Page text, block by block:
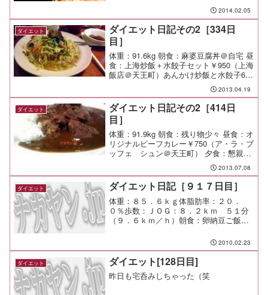
の壱弐参へ。目立つ暖簾の裏の階段を下
りた、狭いドアの向こうがお店だ。メニ
ューは牛カツと麦飯\1,...
2014.02.05
ダイエット
ダイエット日記その2［334日
目］
体重：91.6kg 朝食：麻婆豆腐丼＠自宅 昼
食：上海炒飯＋水餃子セット￥950（上海
飯店＠天王町）あんかけ炒飯と水餃子6個
のセット。 ボリュームもしっかりした
美味しい一皿。 キタナシュラン？にも
出た店だってさ。 夕食： 間食： 運動：
Jo...
2013.04.19
ダイエット
ダイエット日記その2［414日
目］
体重：91.9kg 朝食：残り物少々 昼食：オ
リジナルビーフカレー￥750（ア・ラ・ブ
ッフェ シュン＠天王町） 夕食：懇親会
（わん＠保土ヶ谷） 間食： 運動： メ2013.07.08
ダイエット ダイエット日記［９１７日目］
体重：８５．６ｋｇ体脂肪率：２０．
０％歩数：ＪＯＧ：８．２ｋｍ ５１分
（９．６ｋｍ／ｈ）朝食：卵納豆ご飯昼
＠市が尾）￥８００夕食：缶チューハイ
ｘ１間食：メモ：仕事もたっぷりやって
満足満足♪
2010.02.23
ダイエット ダイエット[128日目]
昨日も宅呑みしちゃった（笑